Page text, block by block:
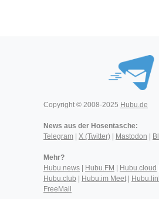
Copyright © 2008-2025 Hubu.de
News aus der Hosentasche:
Telegram
X (Twitter) Mastodon
Mehr?
Hubu.news
Hubu.FM Hubu.cloud
Hubu.club
Hubu.im Meet|
FreeMail